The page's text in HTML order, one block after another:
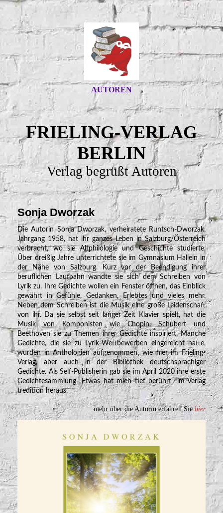
AUTOREN
FRIELING-VERLAG
BERLIN
Verlag begrüßt Autoren
Sonja Dworzak
Die Autorin Sonja Dworzak, verheiratete Runtsch-Dworzak,
Jahrgang 1958, hat ihr ganzes Leben in Salzburg/Österreich
verbracht, wo sie Altphilologie und Geschichte studierte.
Über dreißig Jahre unterrichtete sie im Gymnasium Hallein in
der Nähe von Salzburg. Kurz vor der Beendigung ihrer
beruflichen Laufbahn wandte sie sich dem Schreiben von
Lyrik zu. Ihre Gedichte wollen ein Fenster öffnen, das Einblick
gewährt in Gefühle, Gedanken, Erlebtes und vieles mehr.
Neben dem Schreiben ist die Musik eine große Leidenschaft
von ihr. Da sie selbst seit langer Zeit Klavier spielt, hat die
Musik von Komponisten wie Chopin, Schubert und
Beethoven sie zu Themen ihrer Gedichte inspiriert. Manche
Gedichte, die sie zu Lyrik-Wettbewerben eingereicht hatte,
wurden in Anthologien aufgenommen, wie hier im Frieling-
Verlag, aber auch in der Bibliothek deutschsprachiger
Gedichte. Als Self-Publisherin gab sie im April 2020 ihre erste
Gedichtesammlung „Etwas hat mich tief berührt“ im Verlag
tredition heraus.
mehr über die Autorin erfahren Siehier